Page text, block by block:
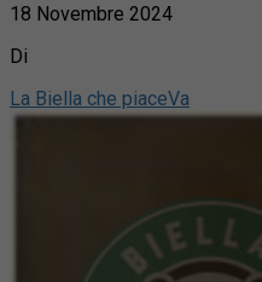
18 Novembre 2024
Di
La Biella che piaceVa